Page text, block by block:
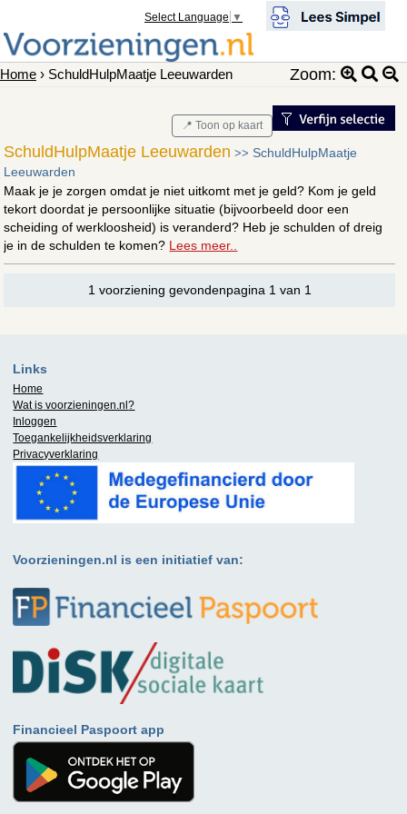
Select Language ▼
Home › SchuldHulpMaatje Leeuwarden Zoom:
📍 Toon op kaart
SchuldHulpMaatje Leeuwarden >> SchuldHulpMaatje
Leeuwarden
Maak je je zorgen omdat je niet uitkomt met je geld? Kom je geld
tekort doordat je persoonlijke situatie (bijvoorbeeld door een
scheiding of werkloosheid) is veranderd? Heb je schulden of dreig
je in de schulden te komen? Lees meer..
1 voorziening gevondenpagina 1 van 1
Links
Home
Wat is voorzieningen.nl?
Inloggen
Toegankelijkheidsverklaring
Privacyverklaring
Voorzieningen.nl is een initiatief van:
Financieel Paspoort app